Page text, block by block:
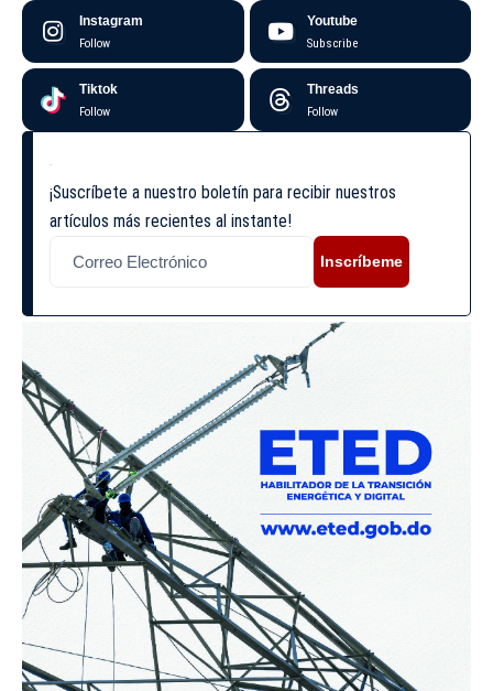
Instagram
Follow
Youtube
Subscribe
Tiktok
Follow
Threads
Follow
¡Suscríbete a nuestro boletín para recibir nuestros
artículos más recientes al instante!
Inscríbeme